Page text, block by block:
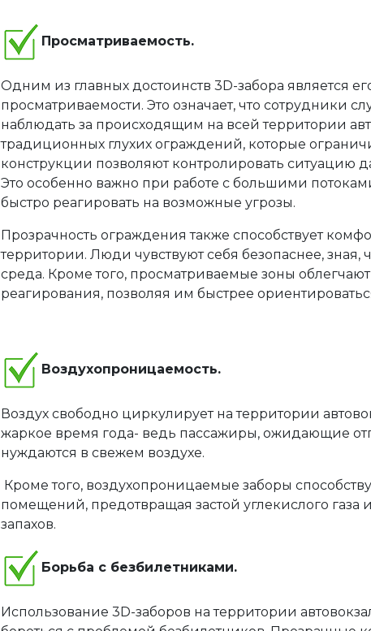
Просматриваемость.
Одним из главных достоинств 3D-забора является
просматриваемости. Это означает, что сотрудники
наблюдать за происходящим на всей территории
традиционных глухих ограждений, которые
конструкции позволяют контролировать ситуацию
Это особенно важно при работе с большими
быстро реагировать на возможные угрозы.
Прозрачность ограждения также способствует
территории. Люди чувствуют себя безопаснее, зная,
среда. Кроме того, просматриваемые зоны
реагирования, позволяя им быстрее
Воздухопроницаемость.
Воздух свободно циркулирует на территории
жаркое время года- ведь пассажиры, ожидающие
нуждаются в свежем воздухе.
Кроме того, воздухопроницаемые заборы
помещений, предотвращая застой углекислого газа
запахов.
Борьба с безбилетниками.
Использование 3D-заборов на территории